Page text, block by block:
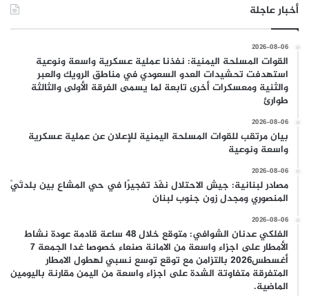
أخبار عاجلة
2026-08-06
القوات المسلحة اليمنية: نفذنا عملية عسكرية واسعة ونوعية
استهدفت تحشيدات العدو السعودي في مناطق الرويك والعبر
والثنية ومعسكرات أخرى تابعة لما يسمى الفرقة الأولى والثالثة
طوارئ
2026-08-06
بيان مرتقب للقوات المسلحة اليمنية للإعلان عن عملية عسكرية
واسعة ونوعية
2026-08-06
مصادر لبنانية: جيش الاحتلال نفّذ تفجيرًا في حي المشاع بين بلدتَيْ
المنصوري ومجدل زون جنوب لبنان
2026-08-06
الفلكي عدنان الشوافي: متوقع خلال 48 ساعة قادمة عودة نشاط
الأمطار على اجزاء واسعة من الامانة صنعاء خصوصا غدا الجمعة 7
أغسطس2026 بالتزامن مع توقع توسع نسبي لهطول الامطار
المتفرقة متفاوتة الشدة على اجزاء واسعة من اليمن مقارنة باليومين
الماضية.